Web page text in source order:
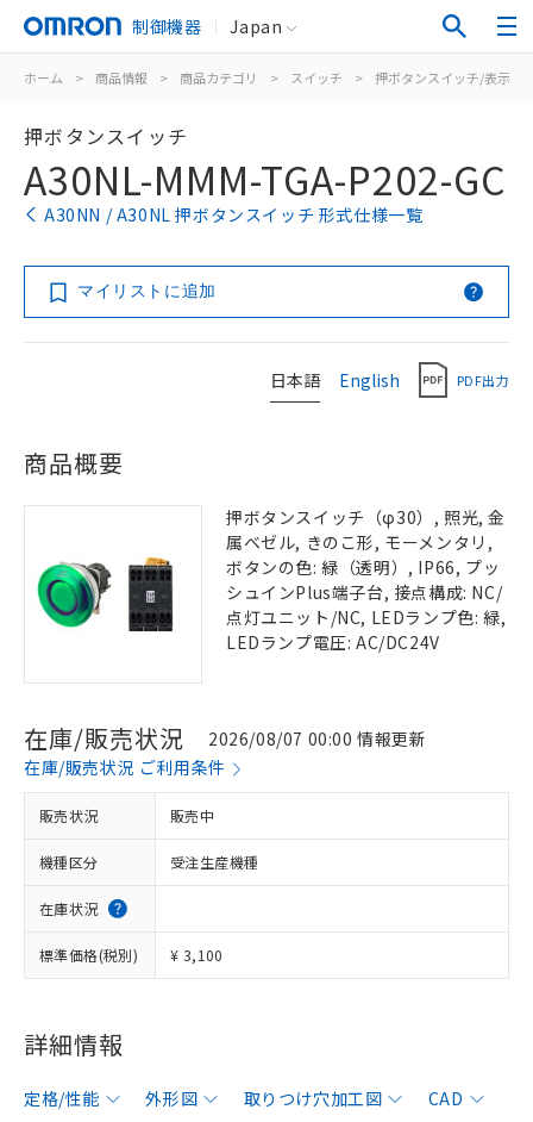
制御機器 Japan
ホーム > 商品情報 > 商品カテゴリ > スイッチ > 押ボタンスイッチ/表示灯
押ボタンスイッチ
A30NL-MMM-TGA-P202-GC
A30NN / A30NL 押ボタンスイッチ 形式仕様一覧
マイリストに追加
日本語 English PDF出力
商品概要
押ボタンスイッチ（φ30）, 照光, 金
属ベゼル, きのこ形, モーメンタリ,
ボタンの色: 緑（透明）, IP66, プッ
シュインPlus端子台, 接点構成: NC/
点灯ユニット/NC, LEDランプ色: 緑,
LEDランプ電圧: AC/DC24V
在庫/販売状況
2026/08/07 00:00 情報更新
在庫/販売状況 ご利用条件
販売状況 販売中
機種区分 受注生産機種
在庫状況
標準価格(税別) ¥ 3,100
詳細情報
定格/性能 外形図 取りつけ穴加工図
CAD